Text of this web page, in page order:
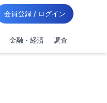
会員登録 / ログイン
金融・経済 調査